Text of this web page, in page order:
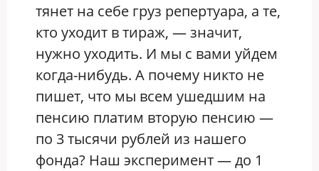
тянет на себе груз репертуара, а те,
кто уходит в тираж, — значит,
нужно уходить. И мы с вами уйдем
когда-нибудь. А почему никто не
пишет, что мы всем ушедшим на
пенсию платим вторую пенсию —
по 3 тысячи рублей из нашего
фонда? Наш эксперимент — до 1